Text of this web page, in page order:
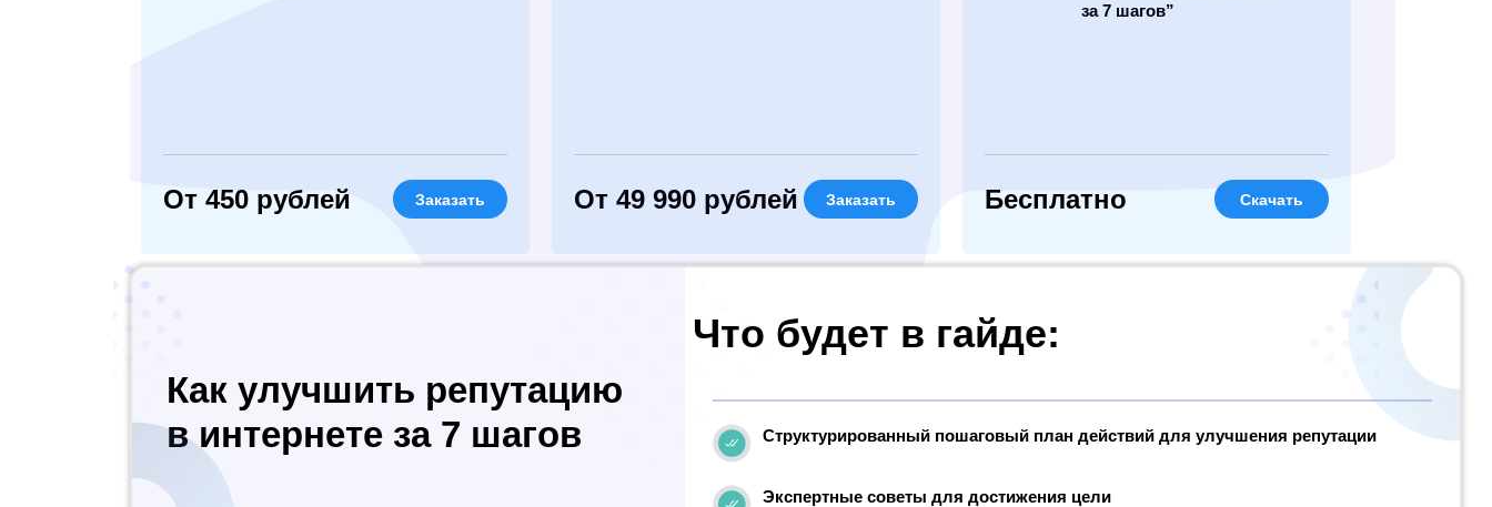
От 450 рублей Заказать От 49 990 рублей Заказать
за 7 шагов”
Бесплатно Скачать
Как улучшить репутацию
в интернете за 7 шагов
Что будет в гайде:
Структурированный пошаговый план действий для улучшения репутации
Экспертные советы для достижения цели